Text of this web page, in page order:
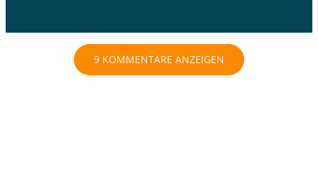
9 KOMMENTARE ANZEIGEN